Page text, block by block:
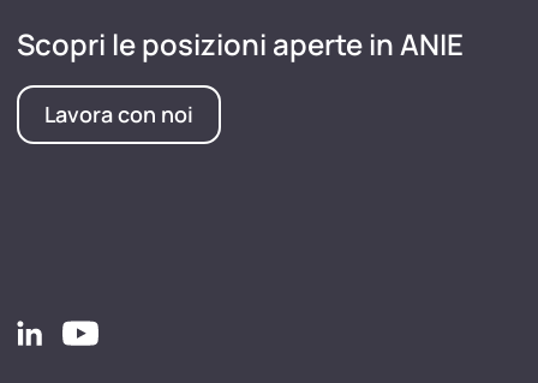
Scopri le posizioni aperte in ANIE
Lavora con noi